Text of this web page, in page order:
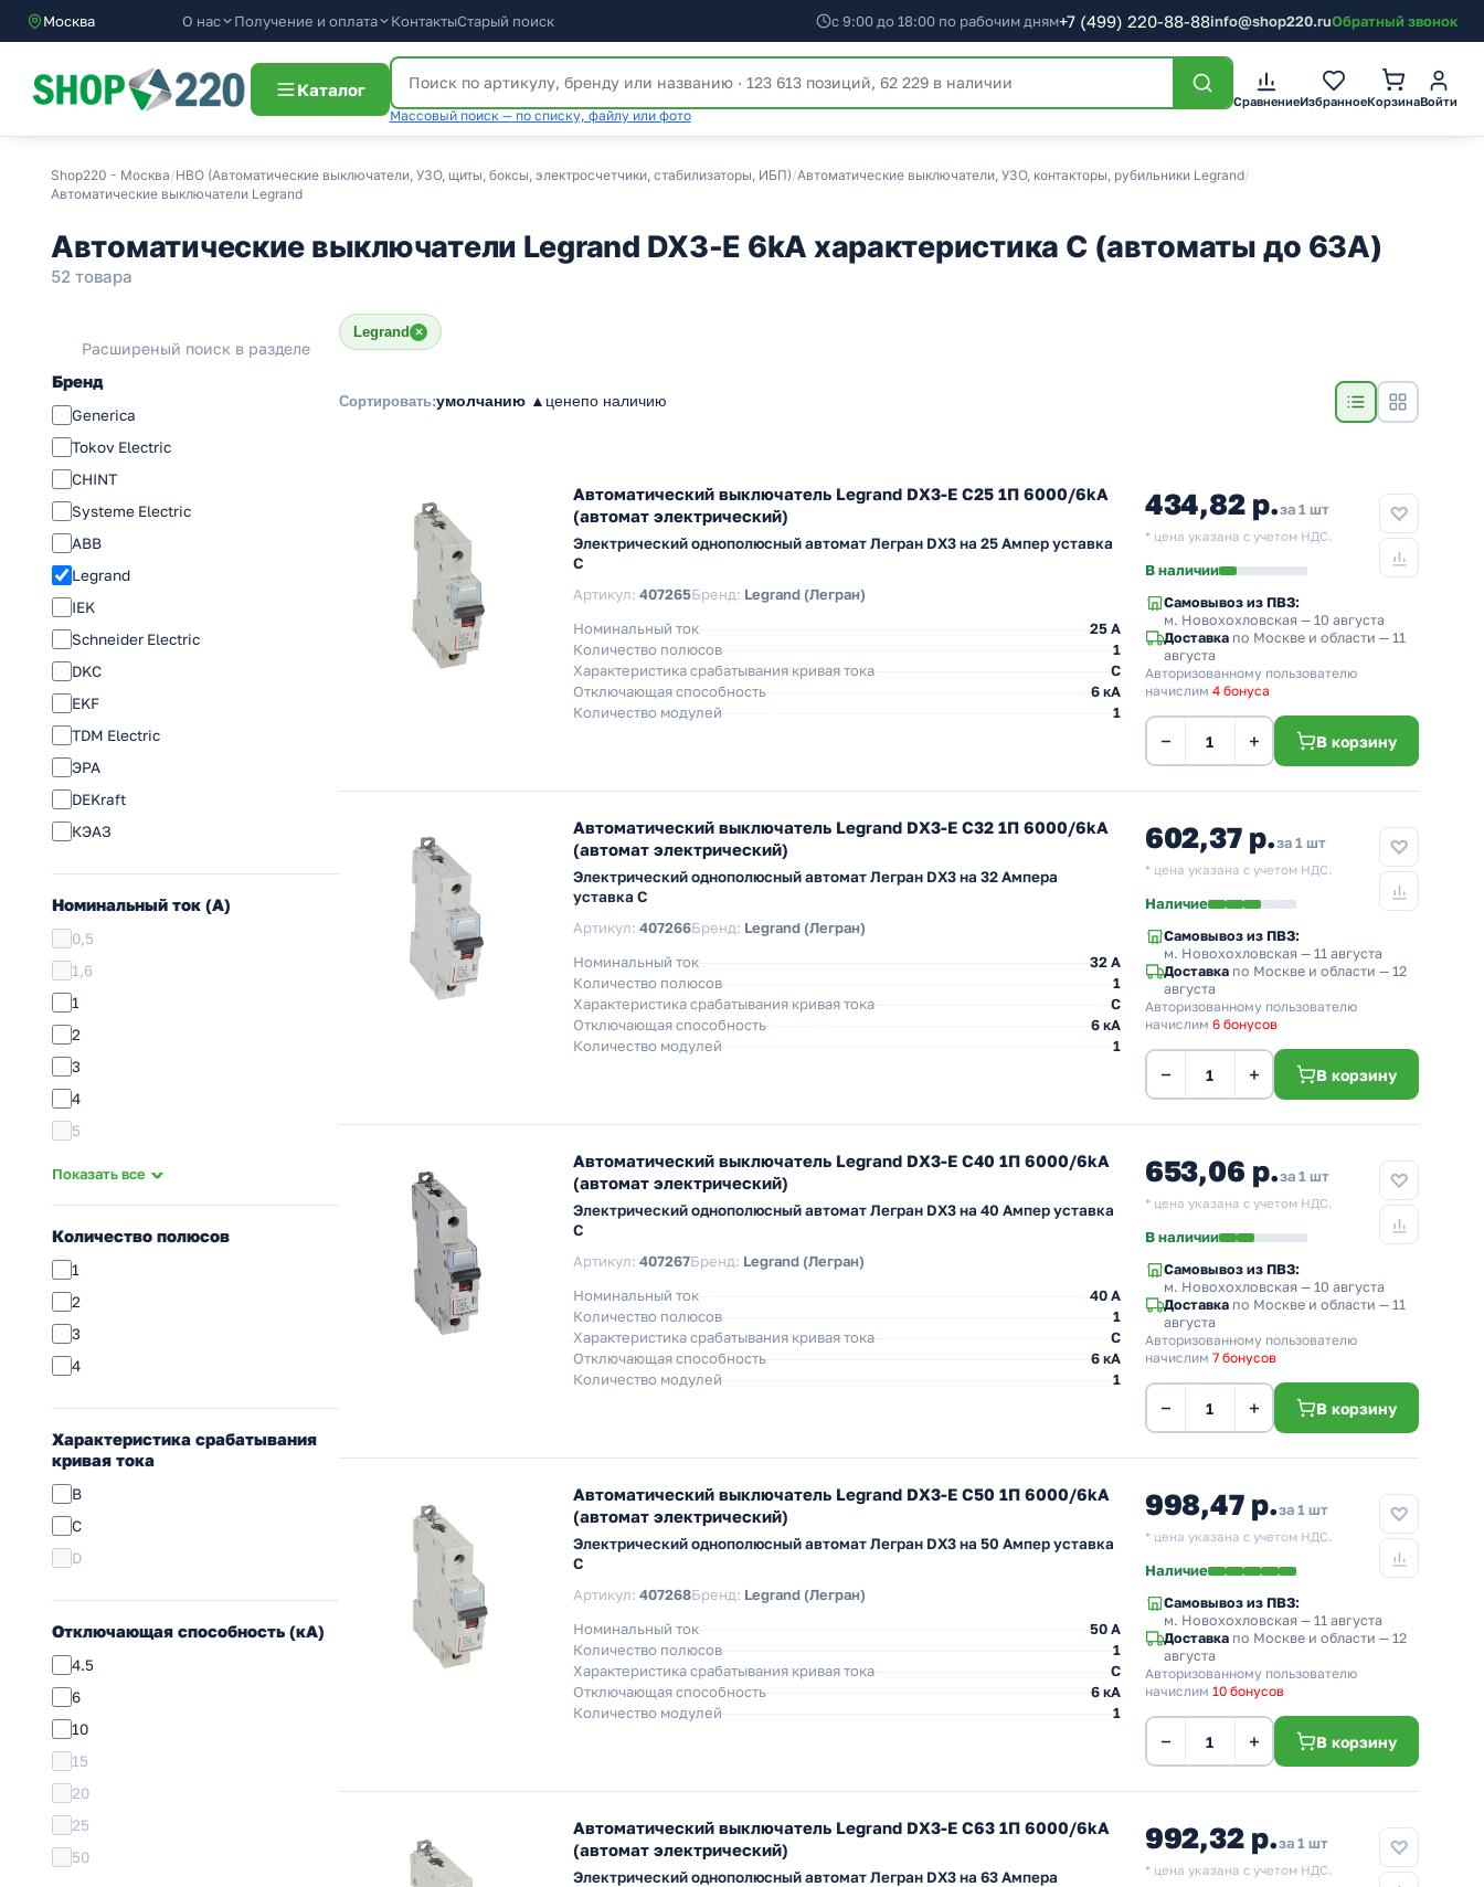
Москва О нас Получение и оплата КонтактыСтарый поиск с 9:00 до 18:00 по рабочим дням+7 (499) 220-88-88info@shop220.ruОбратный звонок
Каталог
Массовый поиск — по списку, файлу или фото
СравнениеИзбранноеКорзинаВойти
Shop220 - Москва/НВО (Автоматические выключатели, УЗО, щиты, боксы, электросчетчики, стабилизаторы, ИБП)/Автоматические выключатели, УЗО, контакторы, рубильники Legrand/
Автоматические выключатели Legrand
Автоматические выключатели Legrand DX3-E 6kA характеристика C (автоматы до 63А)
52 товара
Расширеный поиск в разделе
Бренд
Generica
Tokov Electric
CHINT
Systeme Electric
ABB
Legrand
IEK
Schneider Electric
DKC
EKF
TDM Electric
ЭРА
DEKraft
КЭАЗ
Номинальный ток (A)
0,5
1,6
1
2
3
4
5
40
Показать все
Количество полюсов
1
2
3
4
Характеристика срабатывания
кривая тока
B
C
D
Отключающая способность (кА)
4.5
6
10
15
20
25
50
Legrand ×
Сортировать:умолчанию ▲ ценепо наличию
Автоматический выключатель Legrand DX3-E C25 1П 6000/6kA
(автомат электрический)
Электрический однополюсный автомат Легран DX3 на 25 Ампер уставка
C
Артикул: 407265Бренд: Legrand (Легран)
Номинальный ток
25 A
Количество полюсов
1
Характеристика срабатывания кривая тока
C
Отключающая способность
6 кА
Количество модулей
1
434,82 р.за 1 шт
* цена указана с учетом НДС.
В наличии
Самовывоз из ПВЗ:
м. Новохохловская — 10 августа
Доставка по Москве и области — 11
августа
Авторизованному пользователю
начислим 4 бонуса
− + В корзину
Автоматический выключатель Legrand DX3-E C32 1П 6000/6kA
(автомат электрический)
Электрический однополюсный автомат Легран DX3 на 32 Ампера
уставка C
Артикул: 407266Бренд: Legrand (Легран)
Номинальный ток
32 A
Количество полюсов
1
Характеристика срабатывания кривая тока
C
Отключающая способность
6 кА
Количество модулей
1
602,37 р.за 1 шт
* цена указана с учетом НДС.
Наличие
Самовывоз из ПВЗ:
м. Новохохловская — 11 августа
Доставка по Москве и области — 12
августа
Авторизованному пользователю
начислим 6 бонусов
− + В корзину
Автоматический выключатель Legrand DX3-E C40 1П 6000/6kA
(автомат электрический)
Электрический однополюсный автомат Легран DX3 на 40 Ампер уставка
C
Артикул: 407267Бренд: Legrand (Легран)
Номинальный ток
40 A
Количество полюсов
1
Характеристика срабатывания кривая тока
C
Отключающая способность
6 кА
Количество модулей
1
653,06 р.за 1 шт
* цена указана с учетом НДС.
В наличии
Самовывоз из ПВЗ:
м. Новохохловская — 10 августа
Доставка по Москве и области — 11
августа
Авторизованному пользователю
начислим 7 бонусов
− + В корзину
Автоматический выключатель Legrand DX3-E C50 1П 6000/6kA
(автомат электрический)
Электрический однополюсный автомат Легран DX3 на 50 Ампер уставка
C
Артикул: 407268Бренд: Legrand (Легран)
Номинальный ток
50 A
Количество полюсов
1
Характеристика срабатывания кривая тока
C
Отключающая способность
6 кА
Количество модулей
1
998,47 р.за 1 шт
* цена указана с учетом НДС.
Наличие
Самовывоз из ПВЗ:
м. Новохохловская — 11 августа
Доставка по Москве и области — 12
августа
Авторизованному пользователю
начислим 10 бонусов
− + В корзину
Автоматический выключатель Legrand DX3-E C63 1П 6000/6kA
(автомат электрический)
Электрический однополюсный автомат Легран DX3 на 63 Ампера
992,32 р.за 1 шт
* цена указана с учетом НДС.